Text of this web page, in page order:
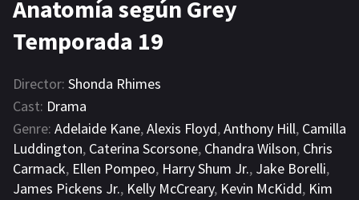
Acción Aventura
Comedia
Drama
DISNEY
HBO MAX
AMAZON PRIME
Anatomía según Grey
Temporada 19
Director: Shonda Rhimes
Cast: Drama
Genre: Adelaide Kane,Alexis Floyd,Anthony Hill, Camilla
Luddington, Caterina Scorsone, Chandra Wilson, Chris
Carmack, Ellen Pompeo, Harry Shum Jr., Jake Borelli,
James Pickens Jr., Kelly McCreary, Kevin McKidd, Kim